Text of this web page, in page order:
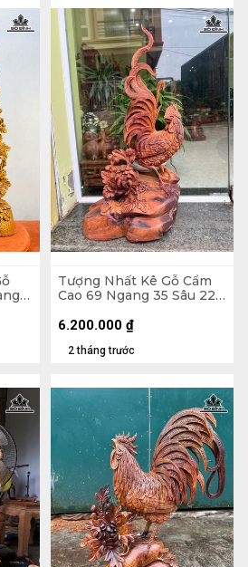
Tượng Nhất Kê Gỗ Cẩm
Cao 69 Ngang 35 Sâu 22
2 tháng trước
6.200.000 ₫